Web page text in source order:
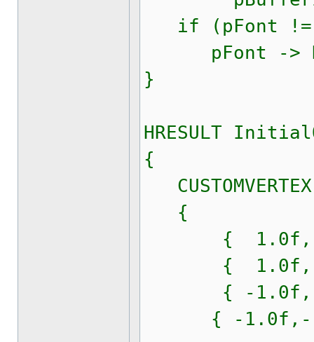
if (pFont !=
pFont ->
}
HRESULT
{
{
{ 1.0f,-
{ 1.0f,
{ -1.0f,
{ -1.0f,-